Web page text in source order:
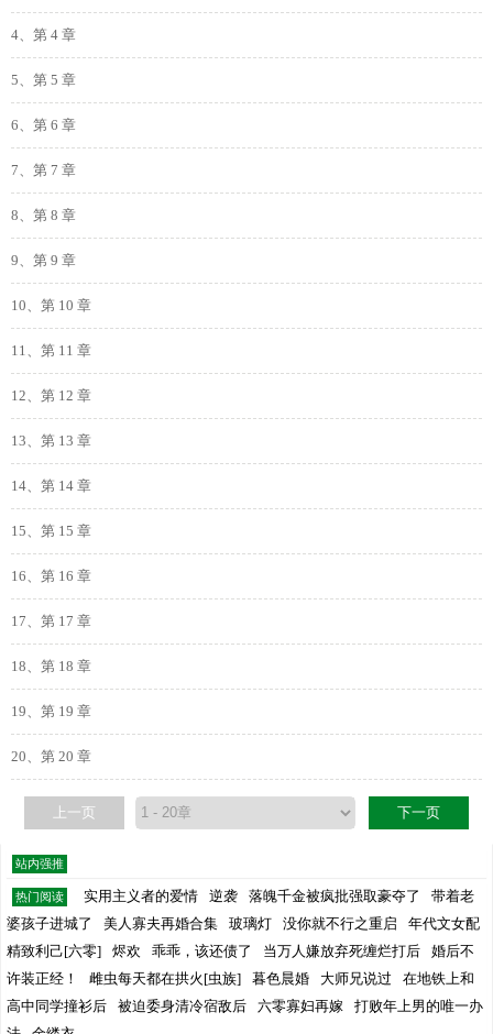
4、第 4 章
5、第 5 章
6、第 6 章
7、第 7 章
8、第 8 章
9、第 9 章
10、第 10 章
11、第 11 章
12、第 12 章
13、第 13 章
14、第 14 章
15、第 15 章
16、第 16 章
17、第 17 章
18、第 18 章
19、第 19 章
20、第 20 章
上一页 下一页
站内强推
热门阅读 实用主义者的爱情 逆袭 落魄千金被疯批强取豪夺了
带着老
婆孩子进城了
美人寡夫再婚合集 玻璃灯 没你就不行之重启
年代文女配
精致利己[六零]
烬欢 乖乖，该还债了 当万人嫌放弃死缠烂打后
婚后不
许装正经！
雌虫每天都在拱火[虫族] 暮色晨婚 大师兄说过
在地铁上和
高中同学撞衫后
被迫委身清冷宿敌后 六零寡妇再嫁
打败年上男的唯一办